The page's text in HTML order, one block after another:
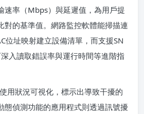
速率（Mbps）與延遲值，為用戶提
對的基準值。網路監控軟體能掃描連
位址映射建立設備清單，而支援SN
入讀取錯誤率與運行時間等進階指
用狀況可視化，標示出導致干擾的
態偵測功能的應用程式則透過訊號擾